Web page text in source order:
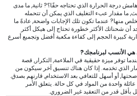
هامش درجة الحرارة الذي تحتاجه حقًا؟? ثانية, ما مدى
ما مقدار عبء التغليف الذي يمكن أن تتحمله
منها? عندما تكون تلك الإجابات واضحة, عادةً ما
أن شحناتك الأكثر خطورة تحتاج إلى هيكل أكثر
كبيرة الحجم إلى كفاءة مكعبة أفضل وتجميع أسرع
الأنسب لبرنامجك?
توفر ميزة حقيقية في الملاءمة, التكرار, قصة
الذي تخدمه. إذا كان هناك تنسيق آخر سيكون من
أو أسهل للتعافي بعد الاستخدام, قارنهم بصدق.
واحدة من المواد في كل حالة. يتعلق الأمر
بأقل قدر من التعقيد غير الضروري.